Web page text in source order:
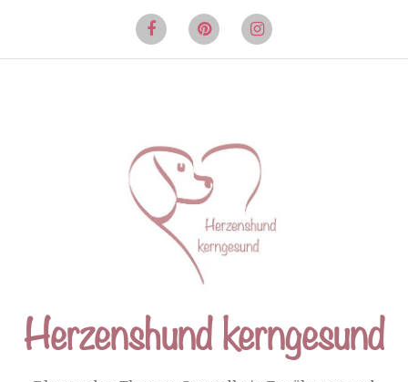
Inhalt
FacebookPinterestInstagram
Herzenshund kerngesund